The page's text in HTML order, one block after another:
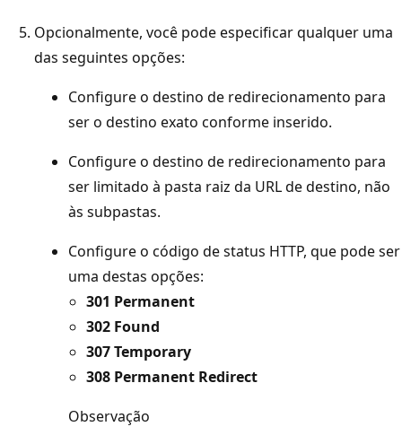
Opcionalmente, você pode especificar qualquer uma
das seguintes opções:
Configure o destino de redirecionamento para
ser o destino exato conforme inserido.
Configure o destino de redirecionamento para
ser limitado à pasta raiz da URL de destino, não
às subpastas.
Configure o código de status HTTP, que pode ser
uma destas opções:
301 Permanent
302 Found
307 Temporary
308 Permanent Redirect
Observação